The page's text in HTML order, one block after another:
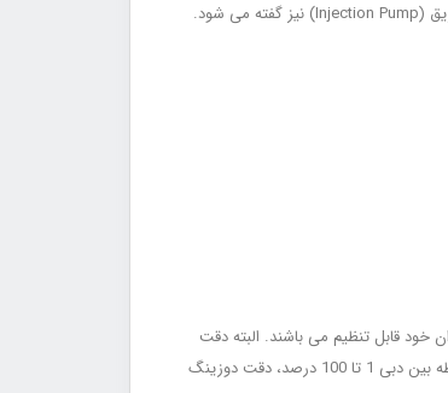
پمپ های دوزینگ که با نام مترینگ پمپ نیز شناخته شده اند، قادر می باشند تا دوز مشخصی از یک سیال را تزریق و جابجا نمایند، از این حیث به آنها پمپ تزریق (Injection Pump) نیز گفته می شود.
بین صفر تا حداکثر میزان خود قابل تنظیم می باشند. البته دقت
عمل آنها با توجه به دقت های ساخت شركت سازنده، متفاوت می باشد. به عنوان مثال اگر سازنده دقت دستگاه را 1٪ اعلام کرده باشد بدین معناست که در هر نقطه بین دبی 1 تا 100 درصد، ‌دقت دوزینگ